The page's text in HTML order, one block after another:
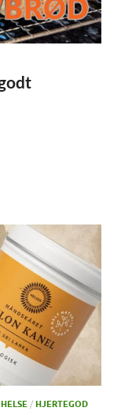
HELSE / HJERTEGOD